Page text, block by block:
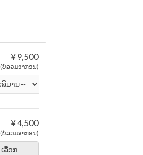
¥ 9,500
(ບໍ່ລວມອາກອນ)
¥ 4,500
(ບໍ່ລວມອາກອນ)
ເລືອກ